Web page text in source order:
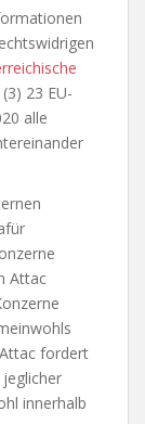
23 EU-
alle
Attac
fordert
innerhalb